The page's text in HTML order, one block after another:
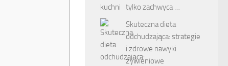
tylko zachwyca …
Skuteczna dieta
odchudzająca: strategie
i zdrowe nawyki
żywieniowe